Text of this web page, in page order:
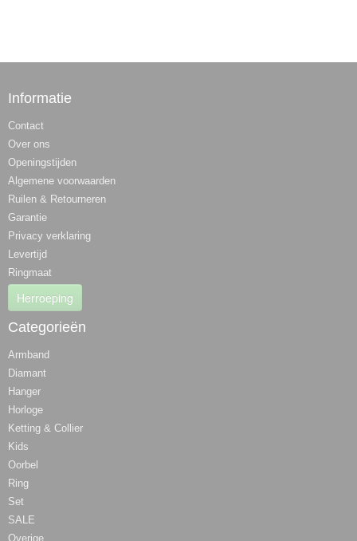
Informatie
Contact
Over ons
Openingstijden
Algemene voorwaarden
Ruilen & Retourneren
Garantie
Privacy verklaring
Levertijd
Ringmaat
Herroeping
Categorieën
Armband
Diamant
Hanger
Horloge
Ketting & Collier
Kids
Oorbel
Ring
Set
SALE
Overige